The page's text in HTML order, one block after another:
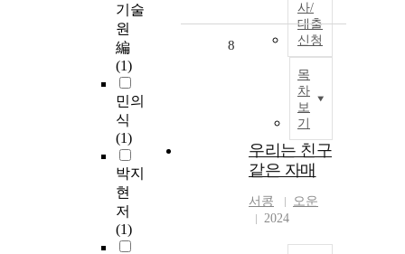
기술
원
編
(1)
민의
식
(1)
박지
현
저
(1)
사/
대출
신청
목
차
보
기
8
우리는 친구
같은 자매
서콩
오운
2024